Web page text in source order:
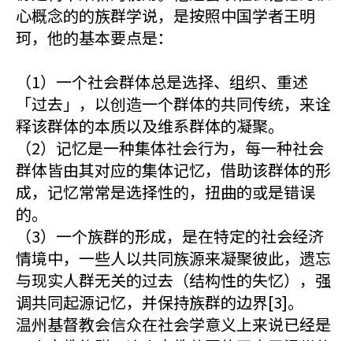
心概念的的族群学说，是按照中国学者王明
珂，他的基本要点是：
（1）一个社会群体总是选择、组织、重述
「过去」，以创造一个群体的共同传统，来诠
释该群体的本质以及维系群体的凝聚。
（2）记忆是一种集体社会行为，每一种社会
群体皆由其对应的集体记忆，借助该群体的形
成，记忆常常是选择性的，扭曲的或是错误
的。
（3）一个族群的形成，是在特定的社会经济
情境中，一些人以共同族源来凝聚彼此，遗忘
与现实人群无关的过去（结构性的失忆），强
调共同起源记忆，并保持族群的边界[3]。
温州基督教会信众在社会学意义上来说已经是